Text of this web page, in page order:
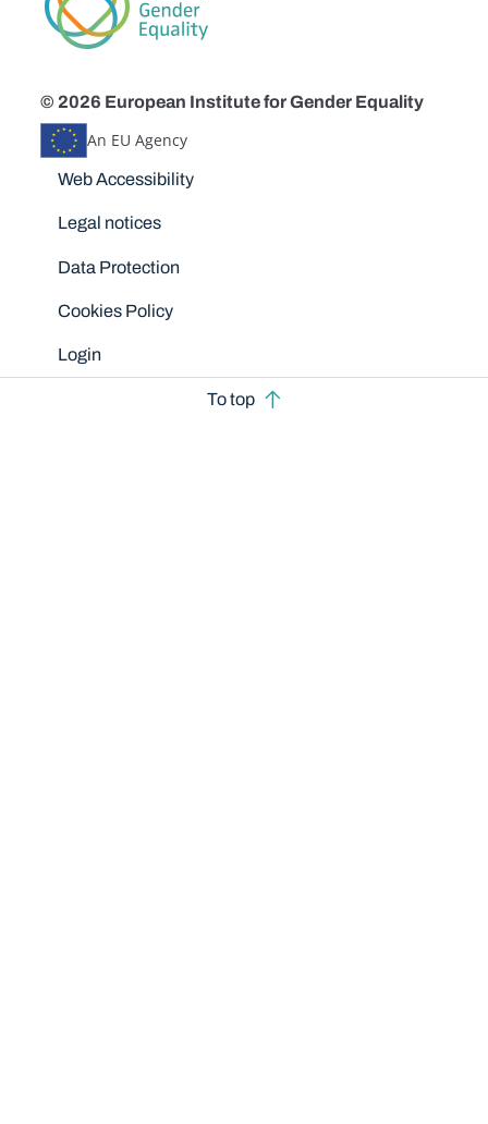
© 2026 European Institute for Gender Equality
An EU Agency
Disclaimers
Web Accessibility
Legal notices
Data Protection
Cookies Policy
Login
To top